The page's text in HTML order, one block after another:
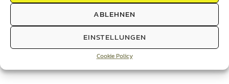
ABLEHNEN
EINSTELLUNGEN
Cookie Policy